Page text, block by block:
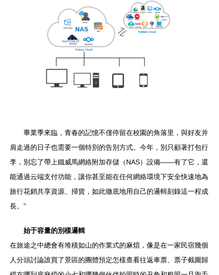
畢業季來臨，青春的記憶不僅停留在校園的角落里，與好友并
肩走過的日子也需要一個特別的告別方式。今年，別只顧著打包行
李，別忘了帶上鐵威馬網絡附加存儲（NAS）設備——有了它，還
能通過云端支付功能，讓你甚至能在任何網絡環境下安全快速地為
旅行花銷共享資源、掃貨，如此徹底地用自己的邏輯刻錄這一程成
長。”
始于容量的別樣邏輯
在旅途之中總會有堆積如山的作業式的麻煩，像是在一家民宿幾個
人分頭討論誰買了景區的團體預定怎樣查看往返車票、票子截圖歸